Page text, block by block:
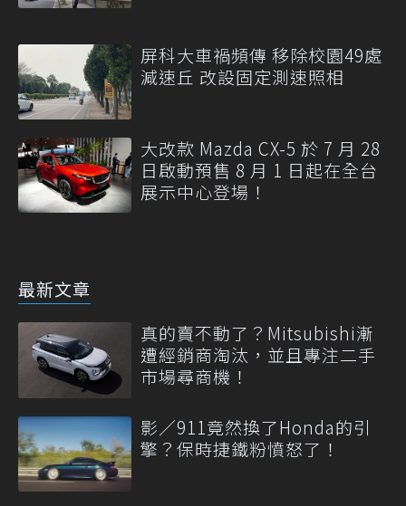
屏科大車禍頻傳 移除校園49處
減速丘 改設固定測速照相
大改款 Mazda CX-5 於 7 月 28
日啟動預售 8 月 1 日起在全台
展示中心登場！
最新文章
真的賣不動了？Mitsubishi漸
遭經銷商淘汰，並且專注二手
市場尋商機！
影／911竟然換了Honda的引
擎？保時捷鐵粉憤怒了！